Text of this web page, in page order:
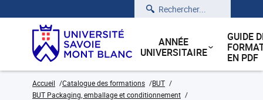
Rechercher
ANNÉE
UNIVERSITAIRE
GUIDE
EN PDF
Accueil Catalogue des formations
BUT
BUT Packaging, emballage et conditionnement